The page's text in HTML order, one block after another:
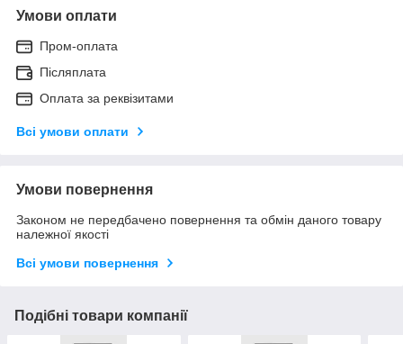
Умови оплати
Пром-оплата
Післяплата
Оплата за реквізитами
Всі умови оплати
Умови повернення
Законом не передбачено повернення та обмін даного товару
належної якості
Всі умови повернення
Подібні товари компанії